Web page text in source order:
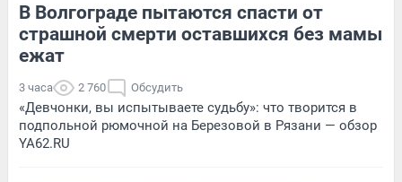
В Волгограде пытаются спасти от
страшной смерти оставшихся без мамы
ежат
3 часа 2 760 Обсудить
«Девчонки, вы испытываете судьбу»: что творится в
подпольной рюмочной на Березовой в Рязани — обзор
YA62.RU